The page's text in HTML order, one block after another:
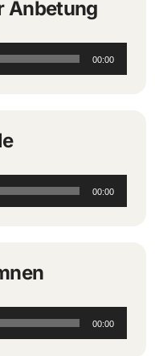
Anbetung
00:00
00:00
00:00